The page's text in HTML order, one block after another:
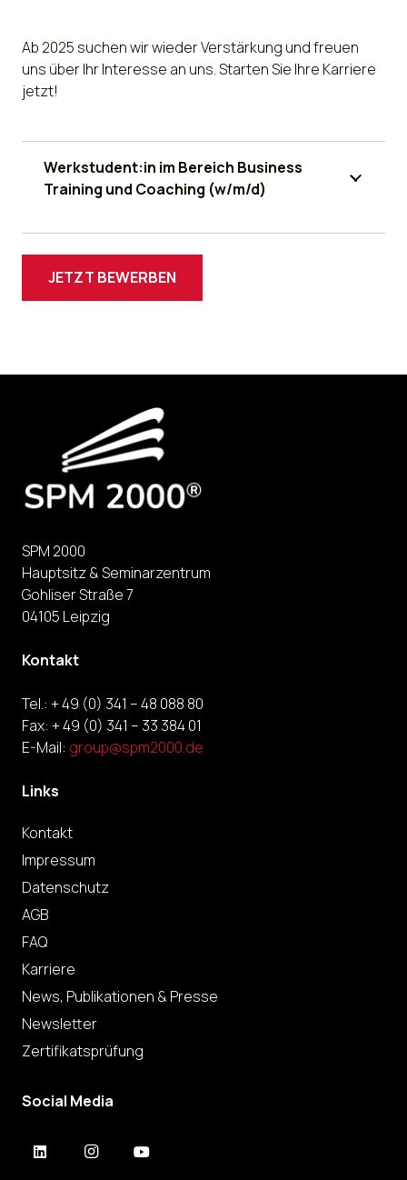
Ab 2025 suchen wir wieder Verstärkung und freuen
uns über Ihr Interesse an uns. Starten Sie Ihre Karriere
jetzt!
Werkstudent:in im Bereich Business
Training und Coaching (w/m/d)
JETZT BEWERBEN
SPM 2000
Hauptsitz & Seminarzentrum
Gohliser Straße 7
04105 Leipzig
Kontakt
Tel.: + 49 (0) 341 – 48 088 80
Fax: + 49 (0) 341 – 33 384 01
E-Mail: group@spm2000.de
Links
Kontakt
Impressum
Datenschutz
AGB
FAQ
Karriere
News, Publikationen & Presse
Newsletter
Zertifikatsprüfung
Social Media